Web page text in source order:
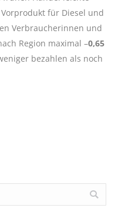
für Diesel und
Verbraucherinnen und
Region maximal –0,65
bezahlen als noch